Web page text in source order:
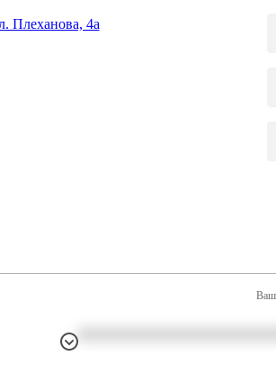
Плеханова, 4а
Ваш